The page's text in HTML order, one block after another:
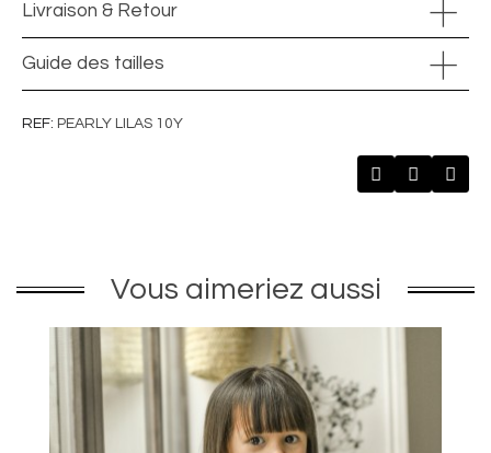
Livraison & Retour
Guide des tailles
REF PEARLY LILAS 10Y
Vous aimeriez aussi